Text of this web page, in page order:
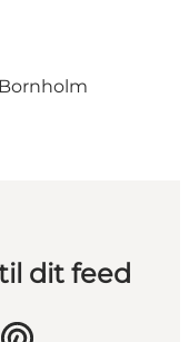
dit feed